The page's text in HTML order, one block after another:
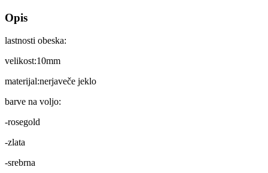
Opis
lastnosti obeska:
velikost:10mm
materijal:nerjaveče jeklo
barve na voljo:
-rosegold
-zlata
-srebrna